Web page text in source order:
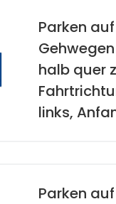
Parken auf
halb quer
links,
Parken auf